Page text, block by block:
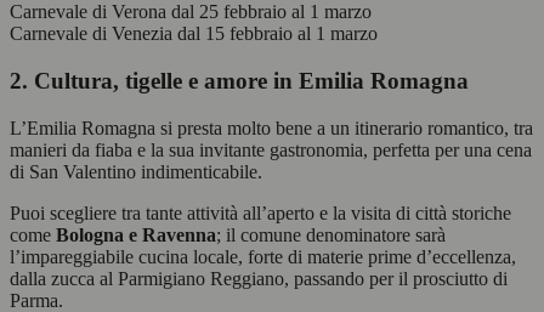
Carnevale di Verona dal 25 febbraio al 1 marzo
Carnevale di Venezia dal 15 febbraio al 1 marzo
2. Cultura, tigelle e amore in Emilia Romagna
L’Emilia Romagna si presta molto bene a un itinerario romantico, tra
manieri da fiaba e la sua invitante gastronomia, perfetta per una cena
di San Valentino indimenticabile.
Puoi scegliere tra tante attività all’aperto e la visita di città storiche
come Bologna e Ravenna; il comune denominatore sarà
l’impareggiabile cucina locale, forte di materie prime d’eccellenza,
dalla zucca al Parmigiano Reggiano, passando per il prosciutto di
Parma.